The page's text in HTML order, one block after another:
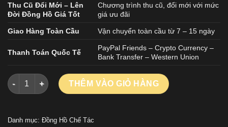
Thu Cũ Đổi Mới – Lên
Đời Đồng Hồ Giá Tốt
Chương trình thu cũ, đổi mới với mức
giá ưu đãi
Giao Hàng Toàn Cầu Vận chuyển toàn cầu từ 7 – 15 ngày
Thanh Toán Quốc Tế
PayPal Friends – Crypto Currency –
Bank Transfer – Western Union
Đồng Hồ Jacob & Co Casino Tourbillon Đính Đá Replica Nhà
THÊM VÀO GIỎ HÀNG
Danh mục: Đồng Hồ Chế Tác